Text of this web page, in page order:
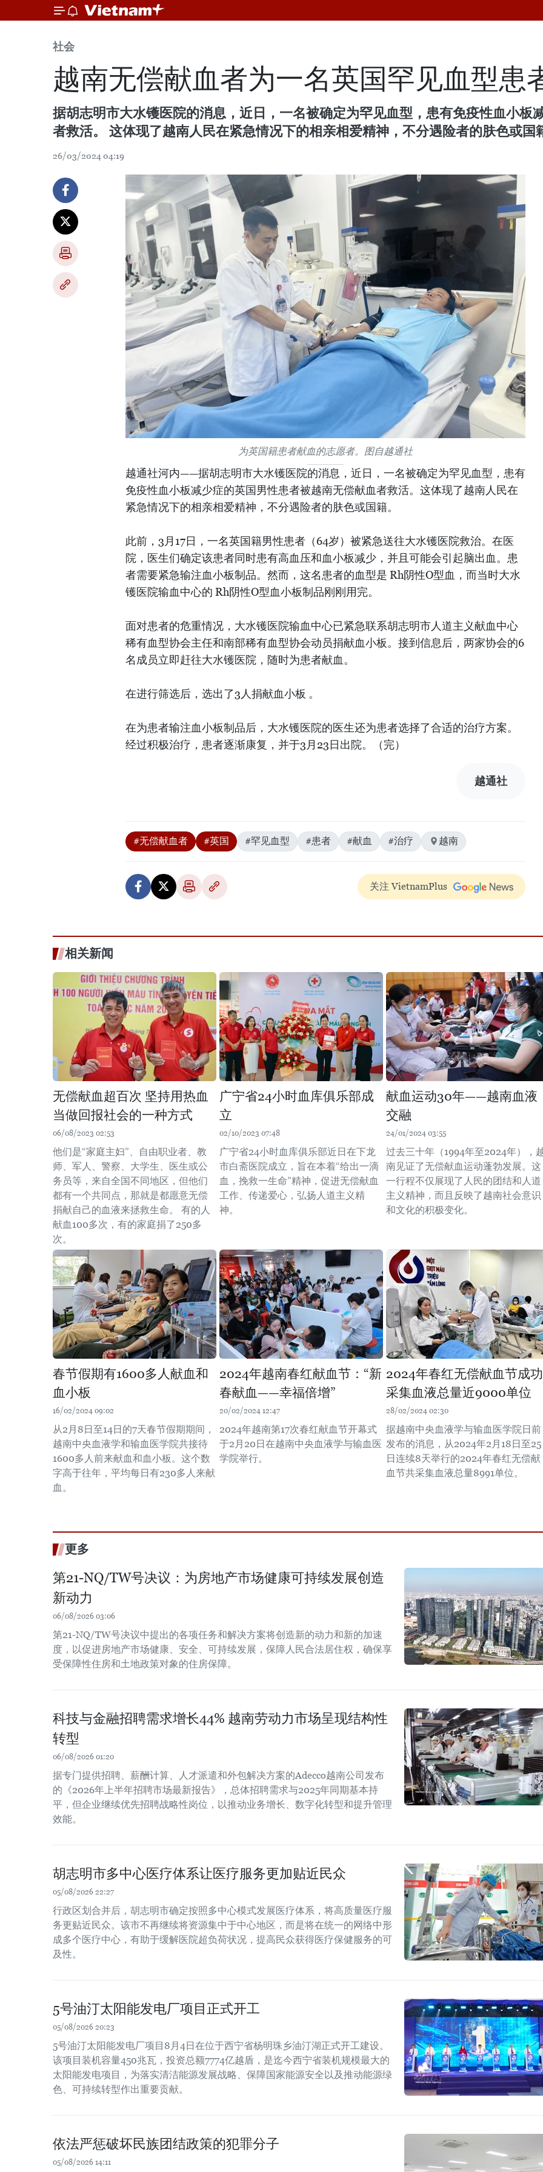
社会
越南无偿献血者为一名英国罕见血型患
据胡志明市大水镬医院的消息，近日，一名被确定为罕见血型，患有免疫性血小板
者救活。 这体现了越南人民在紧急情况下的相亲相爱精神，不分遇险者的肤色或国
26/03/2024 04:19
为英国籍患者献血的志愿者。图自越通社
越通社河内——据胡志明市大水镬医院的消息，近日，一名被确定为罕见血型，患有
免疫性血小板减少症的英国男性患者被越南无偿献血者救活。这体现了越南人民在
紧急情况下的相亲相爱精神，不分遇险者的肤色或国籍。
此前，3月17日，一名英国籍男性患者（64岁）被紧急送往大水镬医院救治。在医
院，医生们确定该患者同时患有高血压和血小板减少，并且可能会引起脑出血。患
者需要紧急输注血小板制品。然而，这名患者的血型是 Rh阴性O型血，而当时大水
镬医院输血中心的 Rh阴性O型血小板制品刚刚用完。
面对患者的危重情况，大水镬医院输血中心已紧急联系胡志明市人道主义献血中心
稀有血型协会主任和南部稀有血型协会动员捐献血小板。接到信息后，两家协会的6
名成员立即赶往大水镬医院，随时为患者献血。
在进行筛选后，选出了3人捐献血小板 。
在为患者输注血小板制品后，大水镬医院的医生还为患者选择了合适的治疗方案。
经过积极治疗，患者逐渐康复，并于3月23日出院。（完）
越通社
#无偿献血者 #英国 #罕见血型 #患者 #献血 #治疗 越南
关注 VietnamPlus
相关新闻
无偿献血超百次 坚持用热血
当做回报社会的一种方式
06/08/2023 02:53
他们是“家庭主妇”、自由职业者、教
师、军人、警察、大学生、医生或公
务员等，来自全国不同地区，但他们
都有一个共同点，那就是都愿意无偿
捐献自己的血液来拯救生命。 有的人
献血100多次，有的家庭捐了250多
次。
广宁省24小时血库俱乐部成
立
02/10/2023 07:48
广宁省24小时血库俱乐部近日在下龙
市白斋医院成立，旨在本着“给出一滴
血，挽救一生命”精神，促进无偿献血
工作、传递爱心，弘扬人道主义精
神。
献血运动30年——越南血液
交融
24/01/2024 03:55
过去三十年（1994年至2024年），
南见证了无偿献血运动蓬勃发展。这
一行程不仅展现了人民的团结和人道
主义精神，而且反映了越南社会意识
和文化的积极变化。
春节假期有1600多人献血和
血小板
16/02/2024 09:02
从2月8日至14日的7天春节假期期间，
越南中央血液学和输血医学院共接待
1600多人前来献血和血小板。这个数
字高于往年，平均每日有230多人来献
血。
2024年越南春红献血节：“新
春献血——幸福倍增”
20/02/2024 12:47
2024年越南第17次春红献血节开幕式
于2月20日在越南中央血液学与输血医
学院举行。
2024年春红无偿献血节成功
采集血液总量近9000单位
28/02/2024 02:30
据越南中央血液学与输血医学院日前
发布的消息，从2024年2月18日至25
日连续8天举行的2024年春红无偿献
血节共采集血液总量8991单位。
更多
第21-NQ/TW号决议：为房地产市场健康可持续发展创造
新动力
06/08/2026 03:06
第21-NQ/TW号决议中提出的各项任务和解决方案将创造新的动力和新的加速
度，以促进房地产市场健康、安全、可持续发展，保障人民合法居住权，确保享
受保障性住房和土地政策对象的住房保障。
科技与金融招聘需求增长44% 越南劳动力市场呈现结构性
转型
06/08/2026 01:20
据专门提供招聘、薪酬计算、人才派遣和外包解决方案的Adecco越南公司发布
的《2026年上半年招聘市场最新报告》，总体招聘需求与2025年同期基本持
平，但企业继续优先招聘战略性岗位，以推动业务增长、数字化转型和提升管理
效能。
胡志明市多中心医疗体系让医疗服务更加贴近民众
05/08/2026 22:27
行政区划合并后，胡志明市确定按照多中心模式发展医疗体系，将高质量医疗服
务更贴近民众。该市不再继续将资源集中于中心地区，而是将在统一的网络中形
成多个医疗中心，有助于缓解医院超负荷状况，提高民众获得医疗保健服务的可
及性。
5号油汀太阳能发电厂项目正式开工
05/08/2026 20:23
5号油汀太阳能发电厂项目8月4日在位于西宁省杨明珠乡油汀湖正式开工建设。
该项目装机容量450兆瓦，投资总额7774亿越盾，是迄今西宁省装机规模最大的
太阳能发电项目，为落实清洁能源发展战略、保障国家能源安全以及推动能源绿
色、可持续转型作出重要贡献。
依法严惩破坏民族团结政策的犯罪分子
05/08/2026 14:11